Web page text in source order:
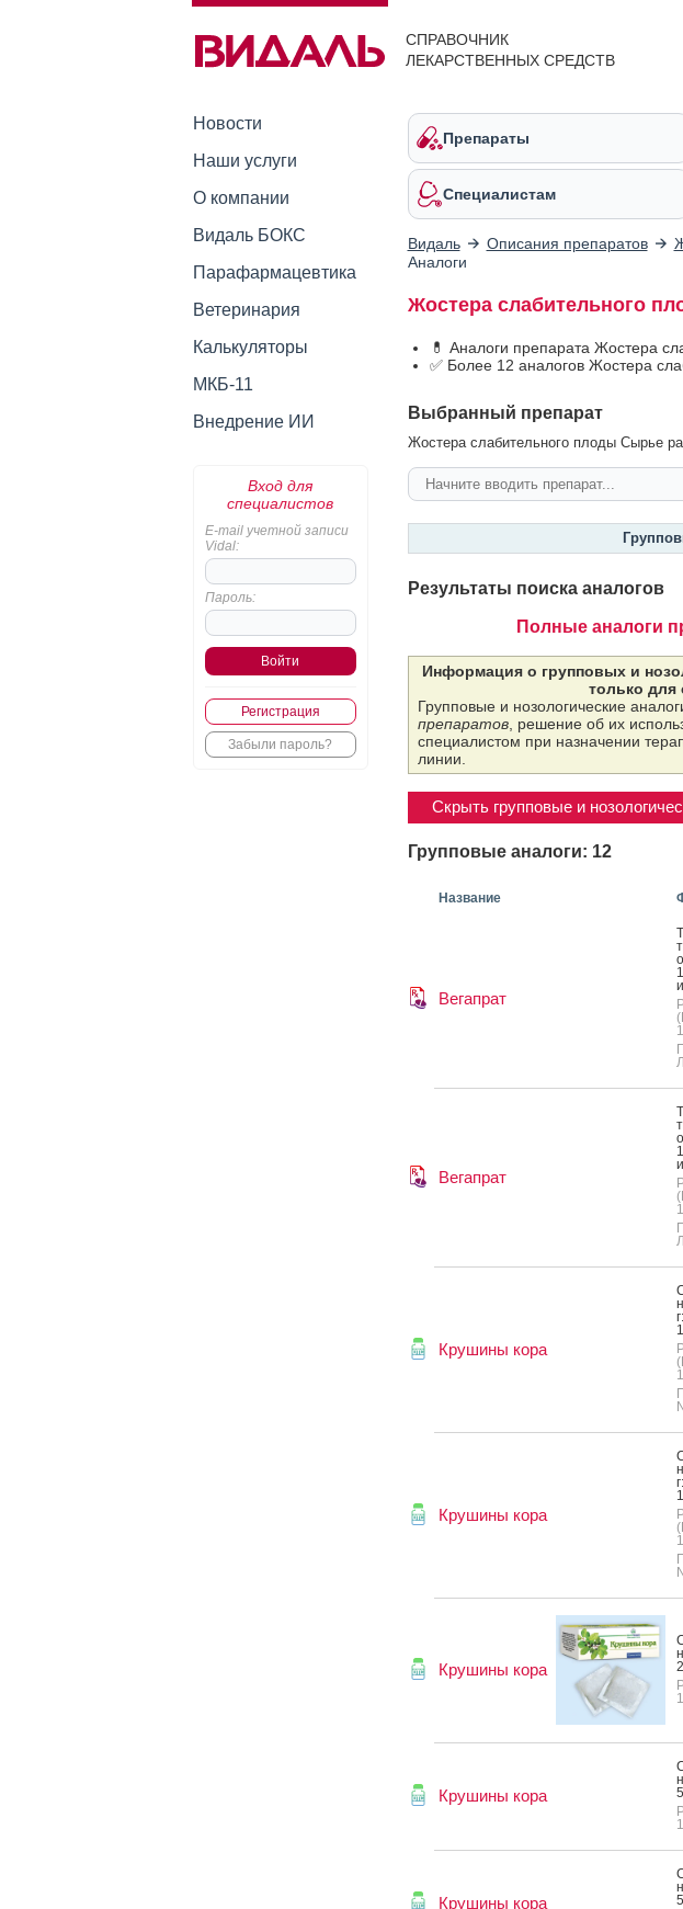
СПРАВОЧНИК
ЛЕКАРСТВЕННЫХ СРЕДСТВ
Новости
Наши услуги
О компании
Видаль БОКС
Парафармацевтика
Ветеринария
Калькуляторы
МКБ-11
Внедрение ИИ
Вход для
специалистов
E-mail учетной записи
Vidal:
Пароль:
Регистрация
Забыли пароль?
Препараты
Специалистам
Видаль Описания препаратов
Аналоги
Жостера слабительного
💊 Аналоги препарата Жостера
✅ Более 12 аналогов Жостера
Выбранный препарат
Жостера слабительного плоды Сырье
Результаты поиска аналогов
Полные аналоги
Информация о групповых и
только для
Групповые и нозологические
препаратов, решение об их
специалистом при назначении
линии.
Скрыть групповые и
Групповые аналоги: 12
Название
Вегапрат
Вегапрат
Крушины кора
Крушины кора
Крушины кора
Крушины кора
Крушины кора